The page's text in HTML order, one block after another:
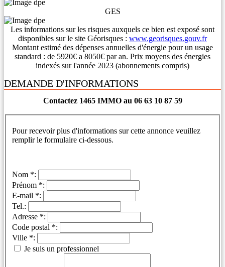
GES
Les informations sur les risques auxquels ce bien est exposé sont
disponibles sur le site Géorisques : www.georisques.gouv.fr
Montant estimé des dépenses annuelles d'énergie pour un usage
standard : de 5920€ a 8050€ par an. Prix moyens des énergies
indexés sur l'année 2023 (abonnements compris)
DEMANDE D'INFORMATIONS
Contactez 1465 IMMO au 06 63 10 87 59
Pour recevoir plus d'informations sur cette annonce veuillez
remplir le formulaire ci-dessous.
Nom *:
Prénom *:
E-mail *:
Tel.:
Adresse *:
Code postal *:
Ville *:
Je suis un professionnel